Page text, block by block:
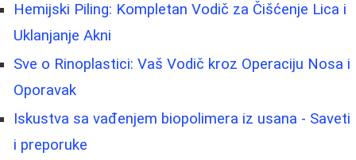
Hemijski Piling: Kompletan Vodič za Čišćenje Lica i
Uklanjanje Akni
Sve o Rinoplastici: Vaš Vodič kroz Operaciju Nosa i
Oporavak
Iskustva sa vađenjem biopolimera iz usana - Saveti
i preporuke